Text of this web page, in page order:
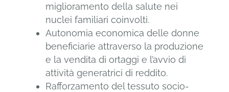
miglioramento della salute nei
nuclei familiari coinvolti.
Autonomia economica delle donne
beneficiarie attraverso la produzione
e la vendita di ortaggi e l’avvio di
attività generatrici di reddito.
Rafforzamento del tessuto socio-